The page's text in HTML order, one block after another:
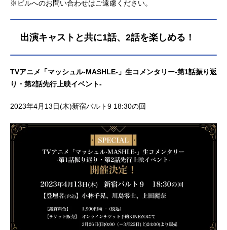
※ビルへのお問い合わせはご遠慮ください。
出演キャストと共に1話、2話を楽しめる！
TVアニメ「マッシュル-MASHLE-」生コメンタリー-第1話振り返
り・第2話先行上映イベント-
2023年4月13日(木)新宿バルト9 18:30の回